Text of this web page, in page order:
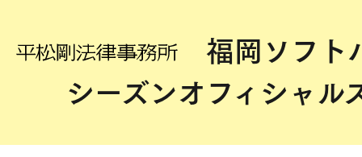
福岡ソフト
シーズンオフィシャル